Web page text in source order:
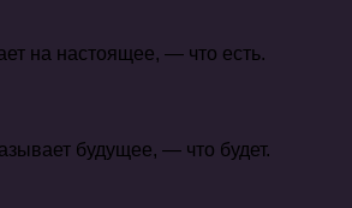
на настоящее, — что есть.
будущее, — что будет.